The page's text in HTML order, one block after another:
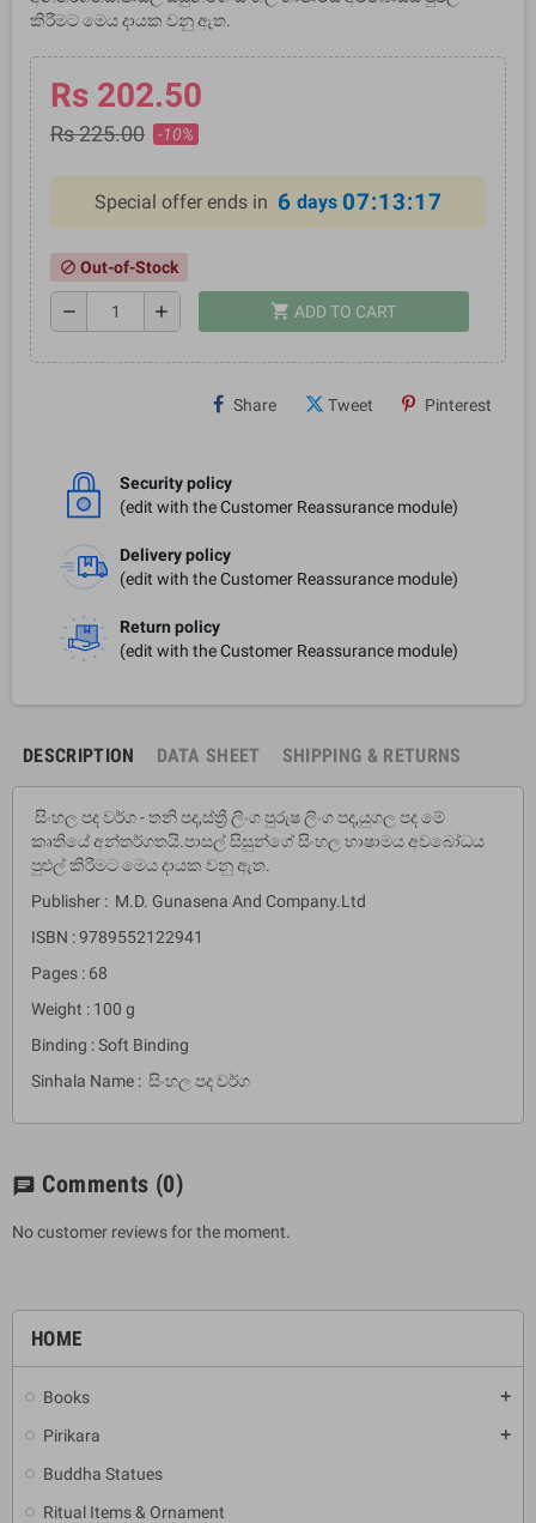
HOME
Books add
Pirikara add
Buddha Statues
Ritual Items & Ornament
කිරීමට මෙය දායක වනු ඇත.
Rs 202.50
Rs 225.00 -10%
Special offer ends in 6 days 07:13:17
block Out-of-Stock
remove add shopping_cart ADD TO CART
Share Tweet Pinterest
Security policy
(edit with the Customer Reassurance module)
Delivery policy
(edit with the Customer Reassurance module)
Return policy
(edit with the Customer Reassurance module)
DESCRIPTION DATA SHEET SHIPPING & RETURNS
සිංහල පද වර්ග - තනි පද,ස්ත්‍රී ලිංග පුරුෂ ලිංග පද,යුගල පද මේ
කෘතියේ අන්තර්ගතයි.පාසල් සිසුන්ගේ සිංහල භාෂාමය අවබෝධය
පුළුල් කිරීමට මෙය දායක වනු ඇත.
Publisher : M.D. Gunasena And Company.Ltd
ISBN : 9789552122941
Pages : 68
Weight : 100 g
Binding : Soft Binding
Sinhala Name : සිංහල පද වර්ග
chat Comments (0)
No customer reviews for the moment.